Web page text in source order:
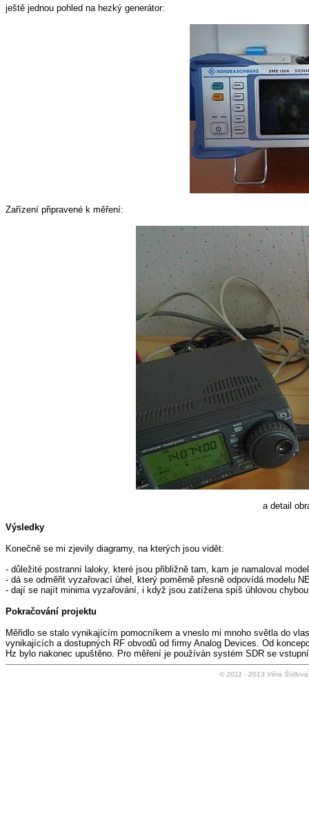
ještě jednou pohled na hezký generátor:
Zařízení připravené k měření:
a detail
Výsledky
Konečně se mi zjevily diagramy, na kterých jsou vidět:
- důležité postranní laloky, které jsou přibližně tam, kam je namaloval
- dá se odměřit vyzařovací úhel, který poměrně přesně odpovídá modelu
- dají se najít minima vyzařování, i když jsou zatížena spíš úhlovou
Pokračování projektu
Měřidlo se stalo vynikajícím pomocníkem a vneslo mi mnoho světla do
vynikajících a dostupných RF obvodů od firmy Analog Devices. Od
Hz bylo nakonec upuštěno. Pro měření je používán systém SDR se
© 2011 - 2013 Věra